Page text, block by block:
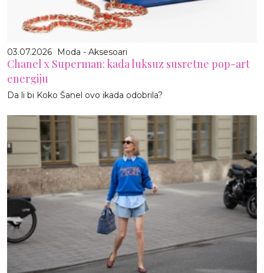
03.07.2026 Moda - Aksesoari
Chanel x Superman: kada luksuz susretne pop-art
energiju
Da li bi Koko Šanel ovo ikada odobrila?